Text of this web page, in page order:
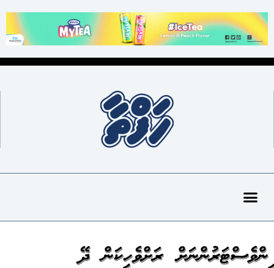
އިންވެސްޓަރުންނަށް ރަށްވެހިކަން ދޭ